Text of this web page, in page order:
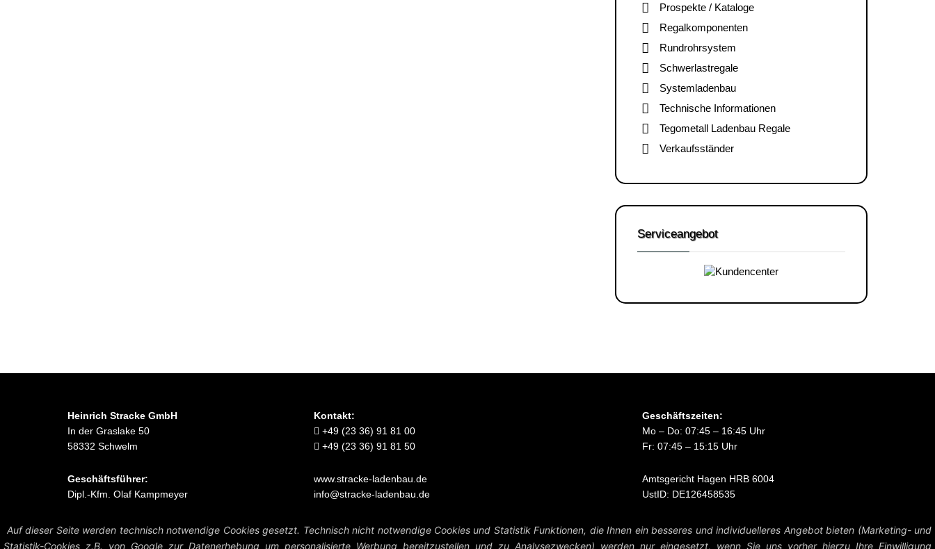
Prospekte / Kataloge
Regalkomponenten
Rundrohrsystem
Schwerlastregale
Systemladenbau
Technische Informationen
Tegometall Ladenbau Regale
Verkaufsständer
Serviceangebot
Heinrich Stracke GmbH
In der Graslake 50
58332 Schwelm
Geschäftsführer:
Dipl.-Kfm. Olaf Kampmeyer
Kontakt:
+49 (23 36) 91 81 00
+49 (23 36) 91 81 50
www.stracke-ladenbau.de
info@stracke-ladenbau.de
Verkauf nur an Unternehmer, Gewerbetreibende, Freiberufler und öffentliche Institutionen.
Kein Verkauf an Verbraucher i.S.d. § 13 BGB.
Geschäftszeiten:
Mo – Do: 07:45 – 16:45 Uhr
Fr: 07:45 – 15:15 Uhr
Amtsgericht Hagen HRB 6004
UstID: DE126458535
Preise zzgl. MwSt. und Versandkosten.
Auf dieser Seite werden technisch notwendige Cookies gesetzt. Technisch nicht notwendige Cookies und Statistik Funktionen, die Ihnen ein besseres und individuelleres Angebot bieten (Marketing- und
Statistik-Cookies z.B. von Google zur Datenerhebung um personalisierte Werbung bereitzustellen und zu Analysezwecken) werden nur eingesetzt, wenn Sie uns vorher hierzu Ihre Einwilligung